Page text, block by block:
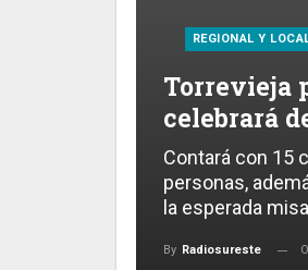
REGIONAL Y
Torrevieja
celebrará
Contará con 15
personas,
la esperada
By Radiosureste